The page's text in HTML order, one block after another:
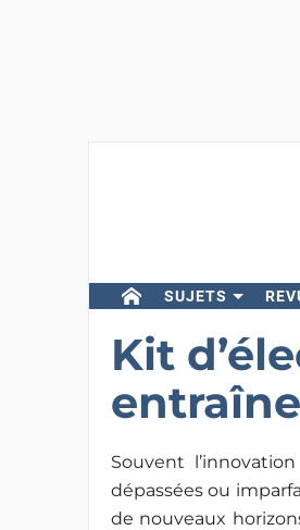
SUJETS
Kit
Souvent
dépassées ou
de nouveaux